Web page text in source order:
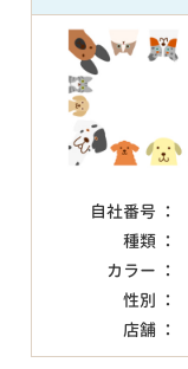
自社番号 ：
種類 ：
カラー ：
性別 ：
店舗 ：